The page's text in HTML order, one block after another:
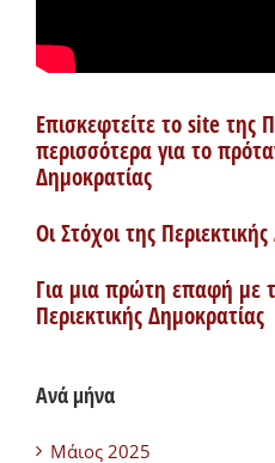
Επισκεφτείτε το site της
περισσότερα για το
Δημοκρατίας
Οι Στόχοι της
Για μια πρώτη επαφή με
Περιεκτικής Δημοκρατίας
Ανά μήνα
Μάιος 2025